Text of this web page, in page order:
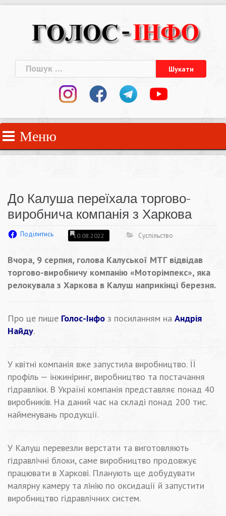
Пошук:
Меню
До Калуша переїхала торгово-
виробнича компанія з Харкова
Поділитись 10.08.2022 Суспільство
Вчора, 9 серпня, голова Калуської МТГ відвідав
торгово-виробничу компанію «Моторімпекс», яка
релокувала з Харкова в Калуш наприкінці березня.
Про це пише Голос-Інфо з посиланням на Андрія
Найду.
У квітні компанія вже запустила виробництво. ЇЇ
профіль — інжиніринг, виробництво та постачання
гідравліки. В Україні компанія представляє понад 40
виробників. На даний час на складі понад 200 тис.
найменувань продукції.
У Калуш перевезли верстати та виготовляють
гідравлічні блоки, саме виробництво продовжує
працювати в Харкові. Планують ще добудувати
малярну камеру та лінію по оксидації й запустити
виробництво гідравлічних систем.